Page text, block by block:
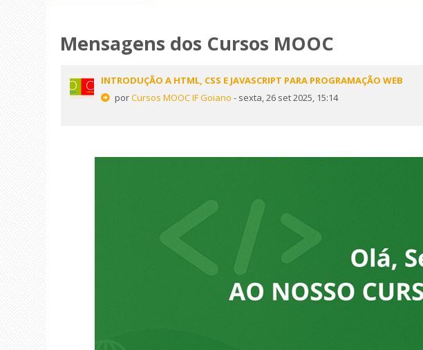
Mensagens dos Cursos MOOC
INTRODUÇÃO A HTML, CSS E JAVASCRIPT PARA PROGRAMAÇÃO WEB
porCursos MOOC IF Goiano - sexta, 26 set 2025, 15:14